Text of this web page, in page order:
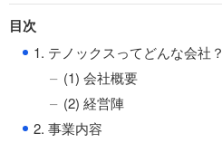
目次
● 1. テノックスってどんな会社？
(1) 会社概要
(2) 経営陣
● 2. 事業内容